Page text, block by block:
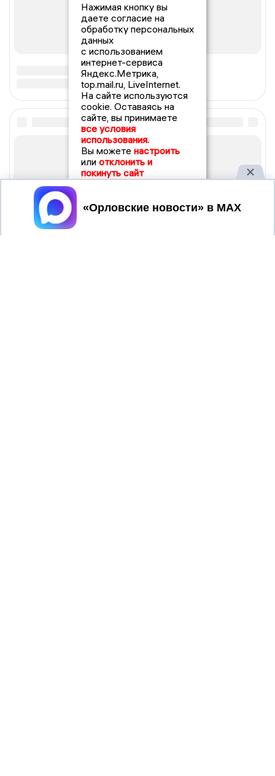
Нажимая кнопку вы
даете согласие на
обработку персональных
данных
с использованием
интернет-сервиса
Яндекс.Метрика,
top.mail.ru, LiveInternet.
На сайте используются
cookie. Оставаясь на
сайте, вы принимаете
все условия
использования.
Вы можете настроить
или отклонить и
покинуть сайт
Принять